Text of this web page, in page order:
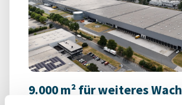
9.000 m² für weiteres